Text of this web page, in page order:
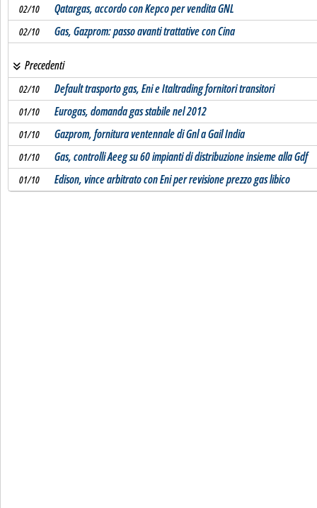
02/10 Qatargas, accordo con Kepco per vendita GNL
02/10 Gas, Gazprom: passo avanti trattative con Cina
Precedenti
02/10 Default trasporto gas, Eni e Italtrading fornitori transitori
01/10 Eurogas, domanda gas stabile nel 2012
01/10 Gazprom, fornitura ventennale di Gnl a Gail India
01/10 Gas, controlli Aeeg su 60 impianti di distribuzione insieme alla Gdf
01/10 Edison, vince arbitrato con Eni per revisione prezzo gas libico